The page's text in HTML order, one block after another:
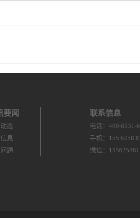
要闻
态
息
题
联系信息
电话：400-8531-
手机：155 6258
微信：